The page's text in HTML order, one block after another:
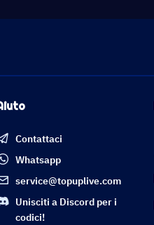
Contattaci
Whatsapp
service@topuplive.com
Unisciti a Discord per i
codici!